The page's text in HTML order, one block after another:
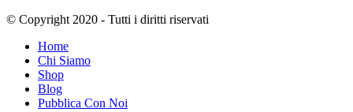
© Copyright 2020 - Tutti i diritti riservati
Home
Chi Siamo
Shop
Blog
Pubblica Con Noi